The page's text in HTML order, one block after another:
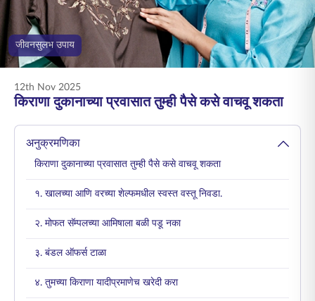
ENGLISH
ऑनलाइन खरेदी करा प्रीमियम भरा
जीवनसुलभ उपाय
12th Nov 2025
किराणा दुकानाच्या प्रवासात तुम्ही पैसे कसे वाचवू शकता
अनुक्रमणिका
किराणा दुकानाच्या प्रवासात तुम्ही पैसे कसे वाचवू शकता
१. खालच्या आणि वरच्या शेल्फमधील स्वस्त वस्तू निवडा.
२. मोफत सॅम्पलच्या आमिषाला बळी पडू नका
३. बंडल ऑफर्स टाळा
४. तुमच्या किराणा यादीप्रमाणेच खरेदी करा